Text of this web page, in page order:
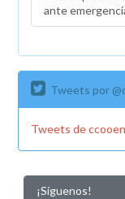
ante
Tweets por
Tweets de
¡Síguenos!